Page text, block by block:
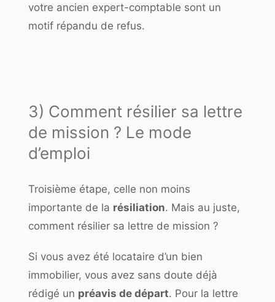
votre ancien expert-comptable sont un
motif répandu de refus.
3) Comment résilier sa lettre
de mission ? Le mode
d’emploi
Troisième étape, celle non moins
importante de la résiliation. Mais au juste,
comment résilier sa lettre de mission ?
Si vous avez été locataire d’un bien
immobilier, vous avez sans doute déjà
rédigé un préavis de départ. Pour la lettre